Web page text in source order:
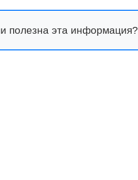
полезна эта информация?